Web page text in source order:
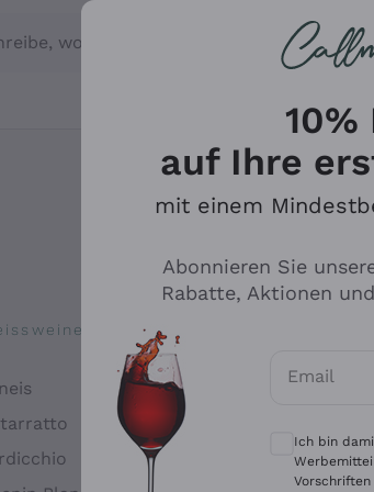
wonach du suchst
Tenuta San
Alessandra
10%
auf Ihre
mit einem
Abonnieren Sie
Rabatte, Aktionen
Email
Optionale
Ich bin